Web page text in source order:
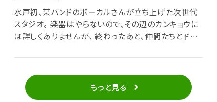
水戸初、某バンドのボーカルさんが立ち上げた次世代
スタジオ。 楽器はやらないので、その辺のカンキョウに
は詳しくありませんが、 終わったあと、仲間たちとドリ
ーナーさんの雰囲気からか、アットホームなところが好
きです。 そう！好きなんです♪ 練習後は、ステーキ宮だ
ねっ。
もっと見る